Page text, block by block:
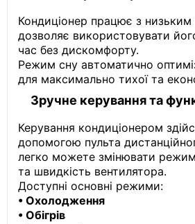
Кондиціонер працює з
дозволяє використовувати
час без дискомфорту.
Режим сну автоматично
для максимально тихої та
Зручне керування та
Керування кондиціонером
допомогою пульта
легко можете змінювати
та швидкість вентилятора.
Доступні основні режими:
• Охолодження
• Обігрів